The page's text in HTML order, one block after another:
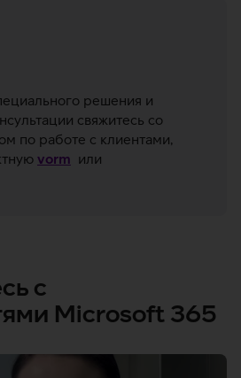
решения и
свяжитесь со
по работе с клиентами,
vorm или
с
Microsoft 365